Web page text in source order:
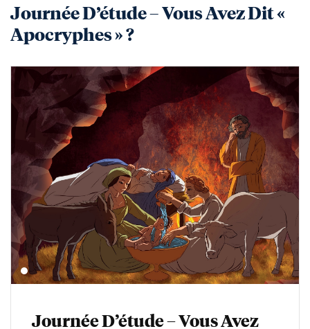
Journée D’étude – Vous Avez Dit «
Apocryphes » ?
Journée D’étude – Vous Avez